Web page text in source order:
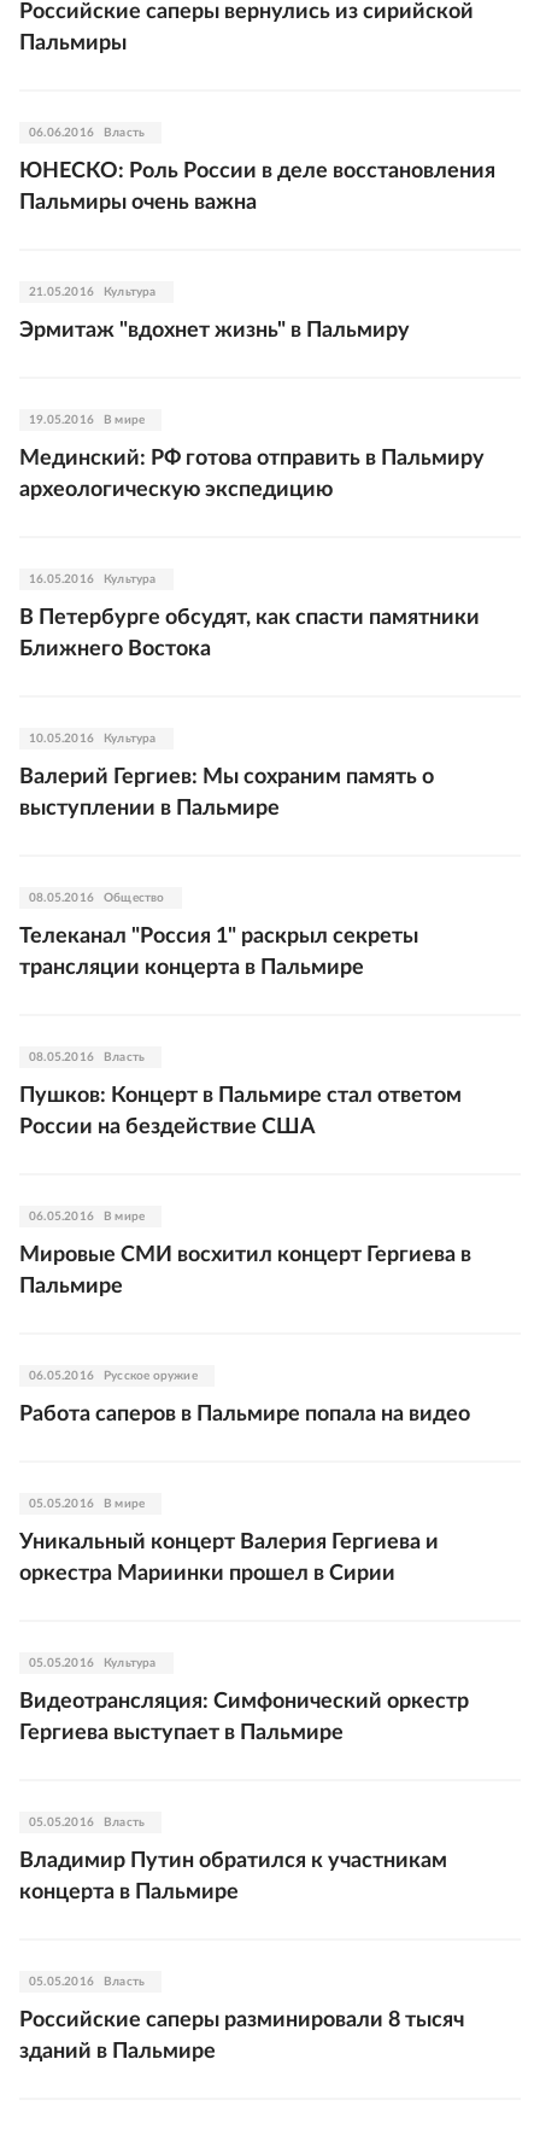
Российские саперы вернулись из сирийской
Пальмиры
06.06.2016 Власть
ЮНЕСКО: Роль России в деле восстановления
Пальмиры очень важна
21.05.2016 Культура
Эрмитаж "вдохнет жизнь" в Пальмиру
19.05.2016 В мире
Мединский: РФ готова отправить в Пальмиру
археологическую экспедицию
16.05.2016 Культура
В Петербурге обсудят, как спасти памятники
Ближнего Востока
10.05.2016 Культура
Валерий Гергиев: Мы сохраним память о
выступлении в Пальмире
08.05.2016 Общество
Телеканал "Россия 1" раскрыл секреты
трансляции концерта в Пальмире
08.05.2016 Власть
Пушков: Концерт в Пальмире стал ответом
России на бездействие США
06.05.2016 В мире
Мировые СМИ восхитил концерт Гергиева в
Пальмире
06.05.2016 Русское оружие
Работа саперов в Пальмире попала на видео
05.05.2016 В мире
Уникальный концерт Валерия Гергиева и
оркестра Мариинки прошел в Сирии
05.05.2016 Культура
Видеотрансляция: Симфонический оркестр
Гергиева выступает в Пальмире
05.05.2016 Власть
Владимир Путин обратился к участникам
концерта в Пальмире
05.05.2016 Власть
Российские саперы разминировали 8 тысяч
зданий в Пальмире